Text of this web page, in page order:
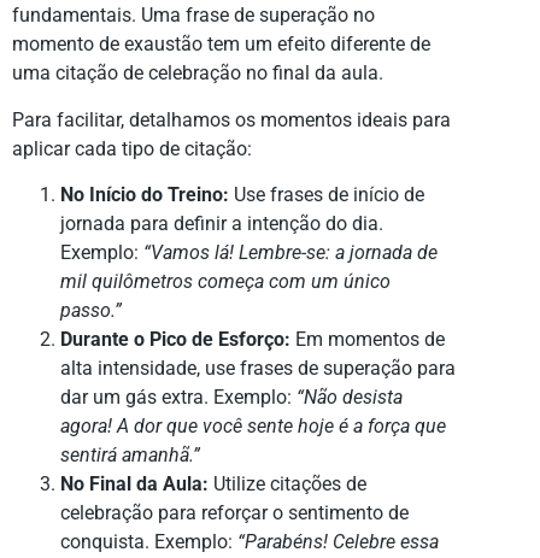
fundamentais. Uma frase de superação no
momento de exaustão tem um efeito diferente de
uma citação de celebração no final da aula.
Para facilitar, detalhamos os momentos ideais para
aplicar cada tipo de citação:
No Início do Treino: Use frases de início de
jornada para definir a intenção do dia.
Exemplo: “Vamos lá! Lembre-se: a jornada de
mil quilômetros começa com um único
passo.”
Durante o Pico de Esforço: Em momentos de
alta intensidade, use frases de superação para
dar um gás extra. Exemplo: “Não desista
agora! A dor que você sente hoje é a força que
sentirá amanhã.”
No Final da Aula: Utilize citações de
celebração para reforçar o sentimento de
conquista. Exemplo: “Parabéns! Celebre essa